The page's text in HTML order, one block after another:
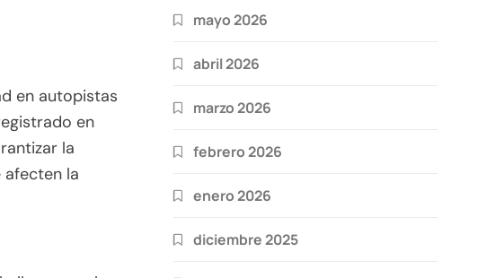
en autopistas
en
la
afecten la
mayo 2026
abril 2026
marzo 2026
febrero 2026
enero 2026
diciembre 2025